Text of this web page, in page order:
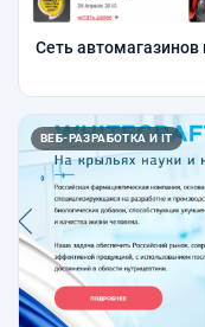
Сеть
ВЕБ-РАЗРАБОТКА И IT